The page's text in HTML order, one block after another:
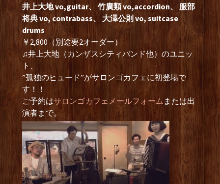
井上大地 vo,guitar、 竹廣類 vo,accordion、 服部
将典 vo, contrabass、 大澤公則 vo, suitcase
drums
￥2,800（別途要2オーダー）
♫井上大地（カンザスシティバンド他）のユニッ
ト、
”孤独のヒュード”がサロンゴカフェに初登場で
す！！
ご予約はサロンゴカフェメールフォーム または出
演者まで。